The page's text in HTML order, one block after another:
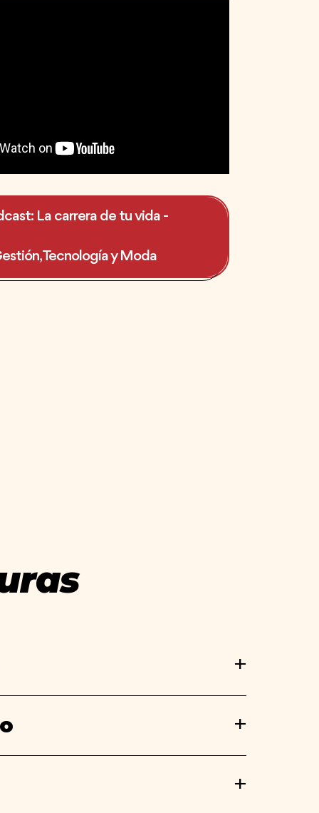
La carrera de tu vida -
Tecnología y Moda